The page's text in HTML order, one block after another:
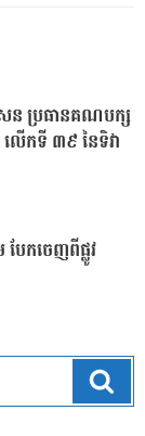
ែន ប្រធានគណបក្ស
លើកទី ៣៩ នៃទិវា
ែកចេញពីផ្លូវ